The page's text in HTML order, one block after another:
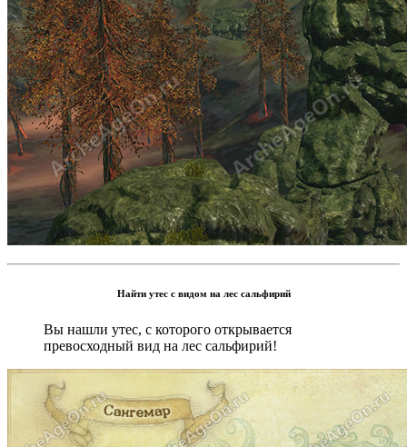
Найти утес с видом на лес сальфирий
Вы нашли утес, с которого открывается
превосходный вид на лес сальфирий!